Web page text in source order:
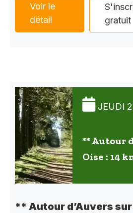
Voir le
détail
gratuit
JEUDI
** Autour
Oise : 14
** Autour d’Auvers sur